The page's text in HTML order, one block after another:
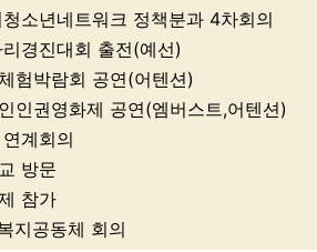
소년네트워크 정책분과 4차회의
경진대회 출전(예선)
험박람회 공연(어텐션)
인권영화제 공연(엠버스트,어텐션)
계회의
방문
참가
지공동체 회의